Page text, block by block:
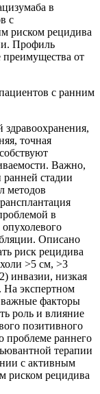
в
с
риском рецидива
Профиль
от
с ранним
здравоохранения,
точная
Важно,
стадии
методов
в
Описано
риск рецидива
>5 см, >3
инвазии, низкая
На экспертном
важные факторы
роль и влияние
позитивного
проблеме раннего
терапии
с активным
риском рецидива